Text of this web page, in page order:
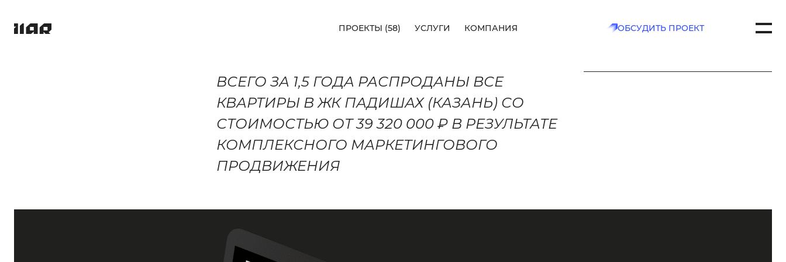
ПРОЕКТЫ (58) УСЛУГИ КОМПАНИЯ ОБСУДИТЬ ПРОЕКТ
ВСЕГО ЗА 1,5 ГОДА РАСПРОДАНЫ ВСЕ
КВАРТИРЫ В ЖК ПАДИШАХ (КАЗАНЬ) СО
СТОИМОСТЬЮ ОТ 39 320 000 ₽ В РЕЗУЛЬТАТЕ
КОМПЛЕКСНОГО МАРКЕТИНГОВОГО
ПРОДВИЖЕНИЯ
ПРОЕКТЫ (58)
КОМПАНИЯ
+7 (962) 557-23-07
HELLO@ILARTECH.COM
КАЗАНЬ, УЛ. СПАРТАКОВСКАЯ , Д. 2А
ПРОЕКТ